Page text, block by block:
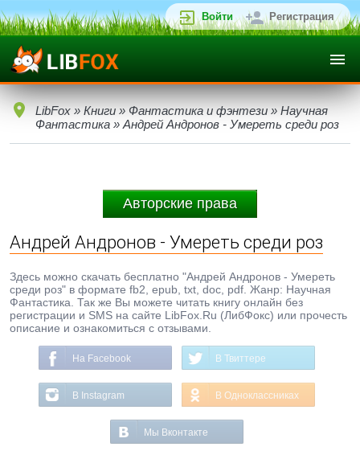
Войти Регистрация
LibFox » Книги » Фантастика и фэнтези » Научная
Фантастика » Андрей Андронов - Умереть среди роз
Авторские права
Андрей Андронов - Умереть среди роз
Здесь можно скачать бесплатно "Андрей Андронов - Умереть
среди роз" в формате fb2, epub, txt, doc, pdf. Жанр: Научная
Фантастика. Так же Вы можете читать книгу онлайн без
регистрации и SMS на сайте LibFox.Ru (ЛибФокс) или прочесть
описание и ознакомиться с отзывами.
На Facebook В Твиттере
В Instagram В Одноклассниках
Мы Вконтакте